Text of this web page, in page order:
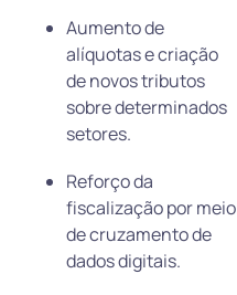
Aumento de
alíquotas e criação
de novos tributos
sobre determinados
setores.
Reforço da
fiscalização por meio
de cruzamento de
dados digitais.